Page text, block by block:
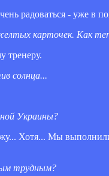
радоваться - уже в
карточек. Как
тренеру.
солнца...
Украины?
Хотя... Мы
трудным?